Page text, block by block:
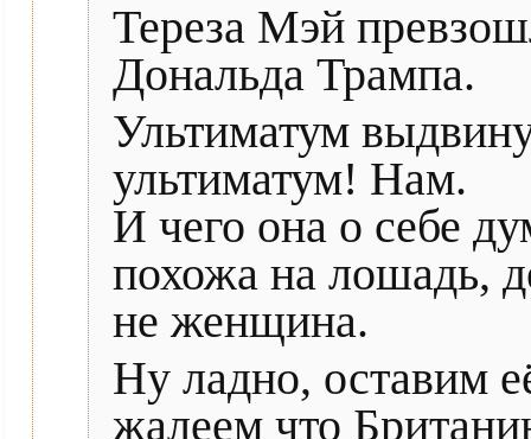
Тереза Мэй
Дональда Трампа.
Ультиматум
ультиматум! Нам.
И чего она о себе
похожа на лошадь,
не женщина.
Ну ладно, оставим
жалеем что